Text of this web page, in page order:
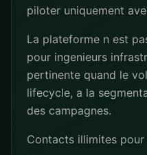
piloter uniquement
La plateforme n est
pour ingenieurs
pertinente quand le
lifecycle, a la
des campagnes.
Contacts illimites pour